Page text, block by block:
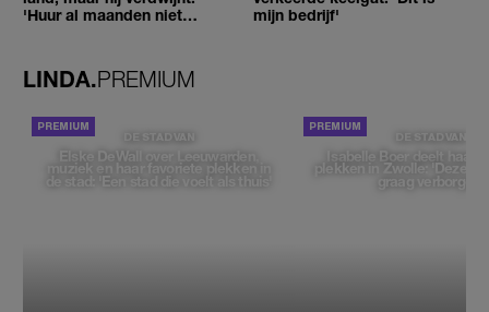
'Huur al maanden niet
mijn bedrijf'
LINDA.PREMIUM
DE STAD VAN
Elske DeWall over Leeuwarden,
muziek en haar favoriete plekken in
de stad: 'Een stad die voelt als thuis'
DE STAD VAN
Isabelle Boer deelt haar
plekken in Zwolle: 'Deze
graag verborgen'